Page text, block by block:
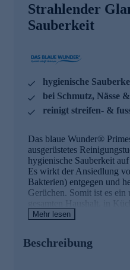
Strahlender
Sauberkeit
hygienische
bei Schmutz, Nässe
reinigt streifen- &
Das blaue Wunder®
ausgerüstetes
hygienische Sauberkeit
Es wirkt der Ansiedlung
Bakterien) entgegen und
Gerüchen. Somit ist es
gesamten Haushalt, in
Das Tuch kombiniert
Mehr lesen
Beschreibung